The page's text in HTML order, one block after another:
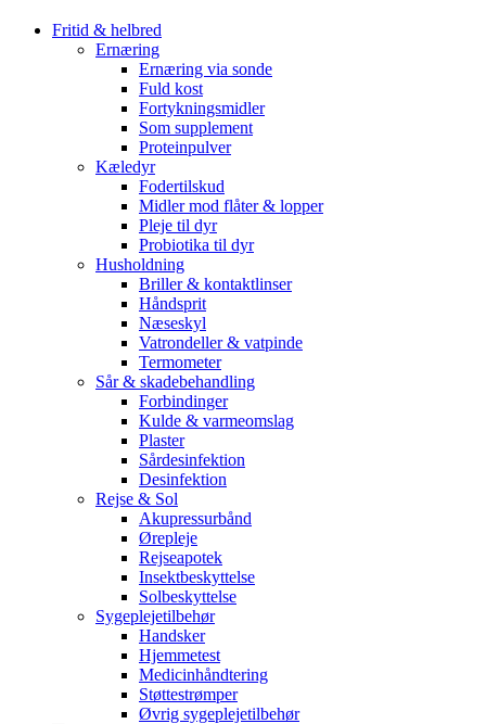
Fritid & helbred
Ernæring
Ernæring via sonde
Fuld kost
Fortykningsmidler
Som supplement
Proteinpulver
Kæledyr
Fodertilskud
Midler mod flåter & lopper
Pleje til dyr
Probiotika til dyr
Husholdning
Briller & kontaktlinser
Håndsprit
Næseskyl
Vatrondeller & vatpinde
Termometer
Sår & skadebehandling
Forbindinger
Kulde & varmeomslag
Plaster
Sårdesinfektion
Desinfektion
Rejse & Sol
Akupressurbånd
Ørepleje
Rejseapotek
Insektbeskyttelse
Solbeskyttelse
Sygeplejetilbehør
Handsker
Hjemmetest
Medicinhåndtering
Støttestrømper
Øvrig sygeplejetilbehør